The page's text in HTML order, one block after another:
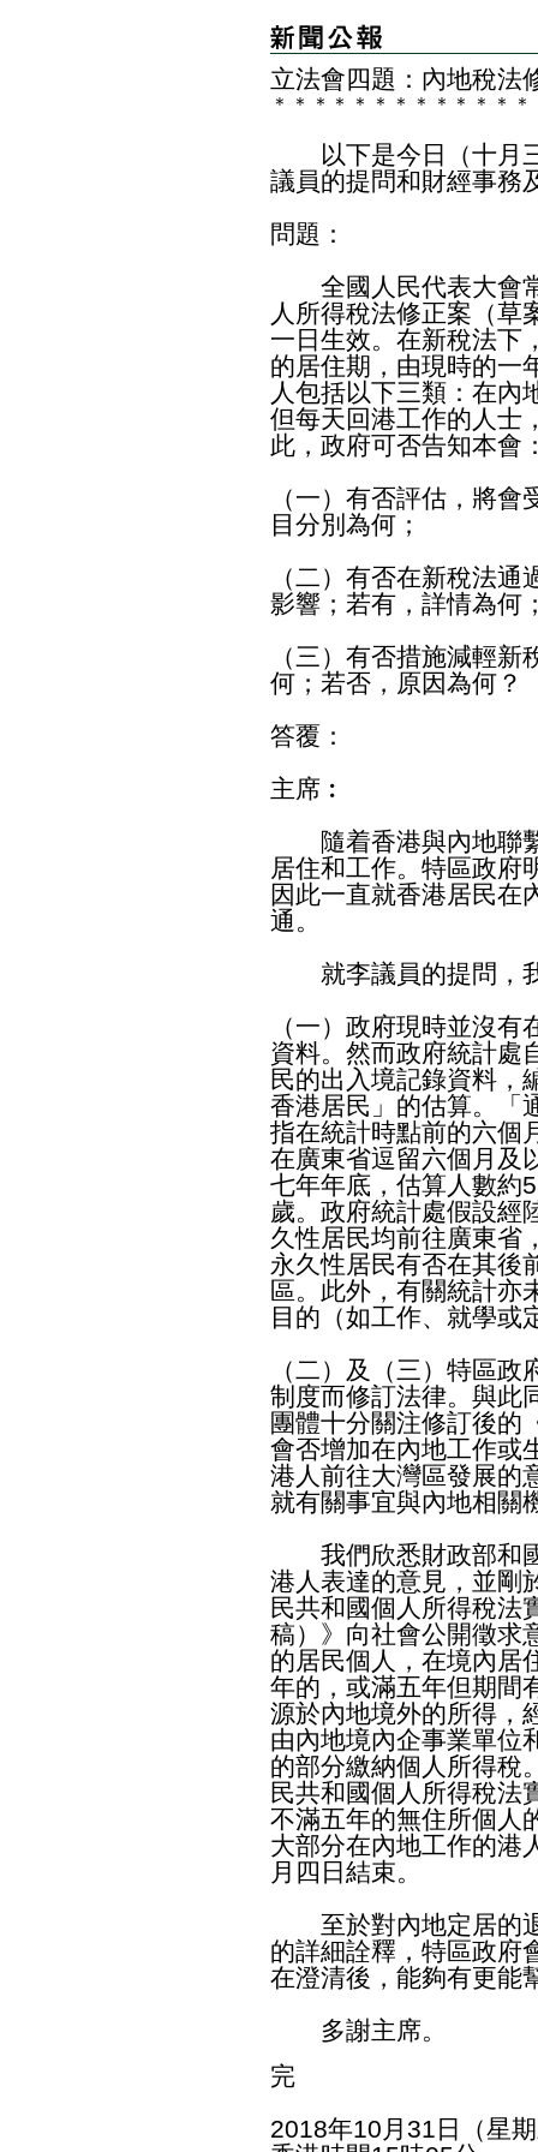
立法會四題：內地稅法
＊ ＊ ＊ ＊ ＊ ＊ ＊ ＊ ＊ ＊ ＊ ＊ ＊
以下是今日（十月三
議員的提問和財經事務
問題：
全國人民代表大會常
人所得稅法修正案（草
一日生效。在新稅法下
的居住期，由現時的一
人包括以下三類：在內
但每天回港工作的人士
此，政府可否告知本會
（一）有否評估，將
目分別為何；
（二）有否在新稅法
影響；若有，詳情為何
（三）有否措施減輕
何；若否，原因為何？
答覆：
主席︰
隨着香港與內地聯繫
居住和工作。特區政府
因此一直就香港居民在
通。
就李議員的提問，
（一）政府現時並沒
資料。然而政府統計處
民的出入境記錄資料，
香港居民」的估算。「
指在統計時點前的六個
在廣東省逗留六個月及
七年年底，估算人數約
歲。政府統計處假設經
久性居民均前往廣東省
永久性居民有否在其後
區。此外，有關統計亦
目的（如工作、就學或
（二）及（三）特區
制度而修訂法律。與此
團體十分關注修訂後的
會否增加在內地工作或
港人前往大灣區發展的
就有關事宜與內地相關
我們欣悉財政部和國
港人表達的意見，並剛
民共和國個人所得稅法
稿）》向社會公開徵求
的居民個人，在境內居
年的，或滿五年但期間
源於內地境外的所得，
由內地境內企事業單位
的部分繳納個人所得稅
民共和國個人所得稅法
不滿五年的無住所個人
大部分在內地工作的港
月四日結束。
至於對內地定居的退
的詳細詮釋，特區政府
在澄清後，能夠有更能
多謝主席。
完
2018年10月31日（星